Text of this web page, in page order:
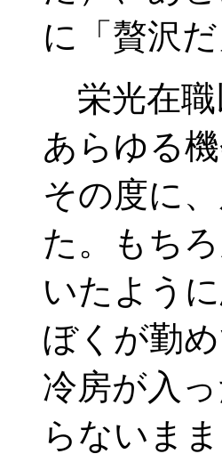
に「贅沢
栄光在職
あらゆる
その度に
た。もち
いたよう
ぼくが勤
冷房が入
らないま